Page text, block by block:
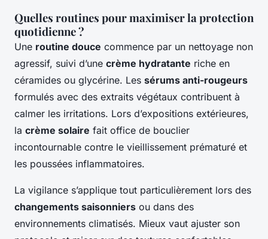
Quelles routines pour maximiser la protection
quotidienne ?
Une routine douce commence par un nettoyage non
agressif, suivi d’une crème hydratante riche en
céramides ou glycérine. Les sérums anti-rougeurs
formulés avec des extraits végétaux contribuent à
calmer les irritations. Lors d’expositions extérieures,
la crème solaire fait office de bouclier
incontournable contre le vieillissement prématuré et
les poussées inflammatoires.
La vigilance s’applique tout particulièrement lors des
changements saisonniers ou dans des
environnements climatisés. Mieux vaut ajuster son